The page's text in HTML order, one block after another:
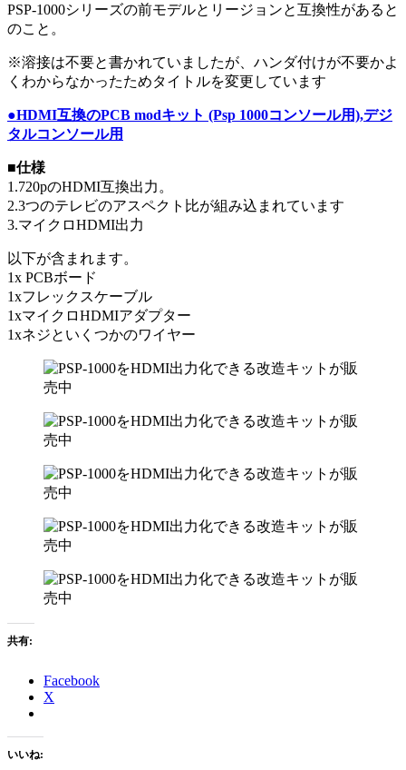
PSP-1000シリーズの前モデルとリージョンと互換性があると
のこと。
※溶接は不要と書かれていましたが、ハンダ付けが不要かよ
くわからなかったためタイトルを変更しています
●HDMI互換のPCB modキット (Psp 1000コンソール用),デジ
タルコンソール用
■仕様
1.720pのHDMI互換出力。
2.3つのテレビのアスペクト比が組み込まれています
3.マイクロHDMI出力
以下が含まれます。
1x PCBボード
1xフレックスケーブル
1xマイクロHDMIアダプター
1xネジといくつかのワイヤー
共有:
Facebook
X
いいね: